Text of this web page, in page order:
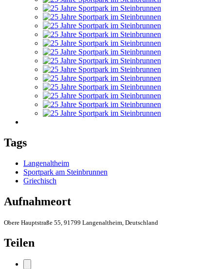
Tags
Langenaltheim
Sportpark am Steinbrunnen
Griechisch
Aufnahmeort
Obere Hauptstraße 55, 91799 Langenaltheim, Deutschland
Teilen